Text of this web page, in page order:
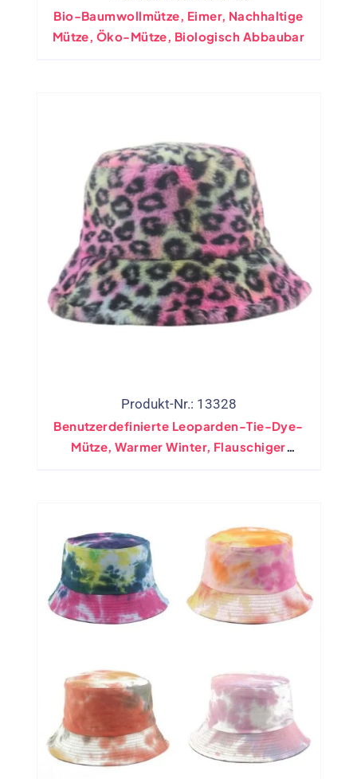
Bio-Baumwollmütze, Eimer, Nachhaltige
Mütze, Öko-Mütze, Biologisch Abbaubar
Produkt-Nr.: 13328
Benutzerdefinierte Leoparden-Tie-Dye-
Mütze, Warmer Winter, Flauschiger